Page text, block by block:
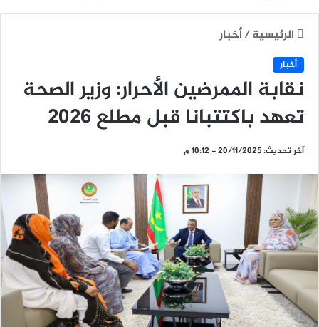
الرئيسية/أخبار
أخبار
نقابة الممرضين الأحرار: وزير الصحة
تعهد باكتتبانا قبل مطلع 2026
آخر تحديث: 20/11/2025 - 10:12 م